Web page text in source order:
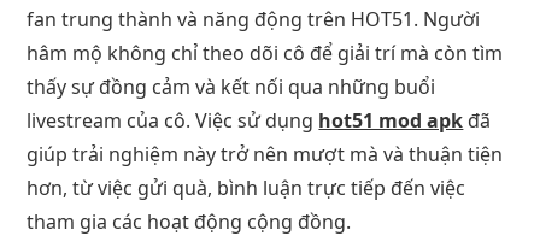
fan trung thành và năng động trên HOT51. Người
hâm mộ không chỉ theo dõi cô để giải trí mà còn tìm
thấy sự đồng cảm và kết nối qua những buổi
livestream của cô. Việc sử dụng hot51 mod apk đã
giúp trải nghiệm này trở nên mượt mà và thuận tiện
hơn, từ việc gửi quà, bình luận trực tiếp đến việc
tham gia các hoạt động cộng đồng.